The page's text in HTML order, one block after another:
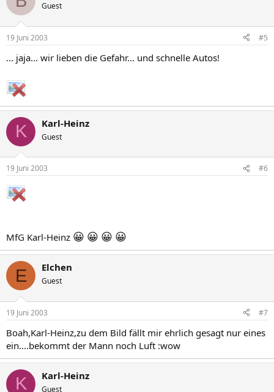
Guest
19 Juni 2003 #5
... jaja... wir lieben die Gefahr... und schnelle Autos!
K Karl-Heinz
Guest
19 Juni 2003 #6
MfG Karl-Heinz 😀 😀 😀 😀
E Elchen
Guest
19 Juni 2003 #7
Boah,Karl-Heinz,zu dem Bild fällt mir ehrlich gesagt nur eines
ein....bekommt der Mann noch Luft :wow
K Karl-Heinz
Guest